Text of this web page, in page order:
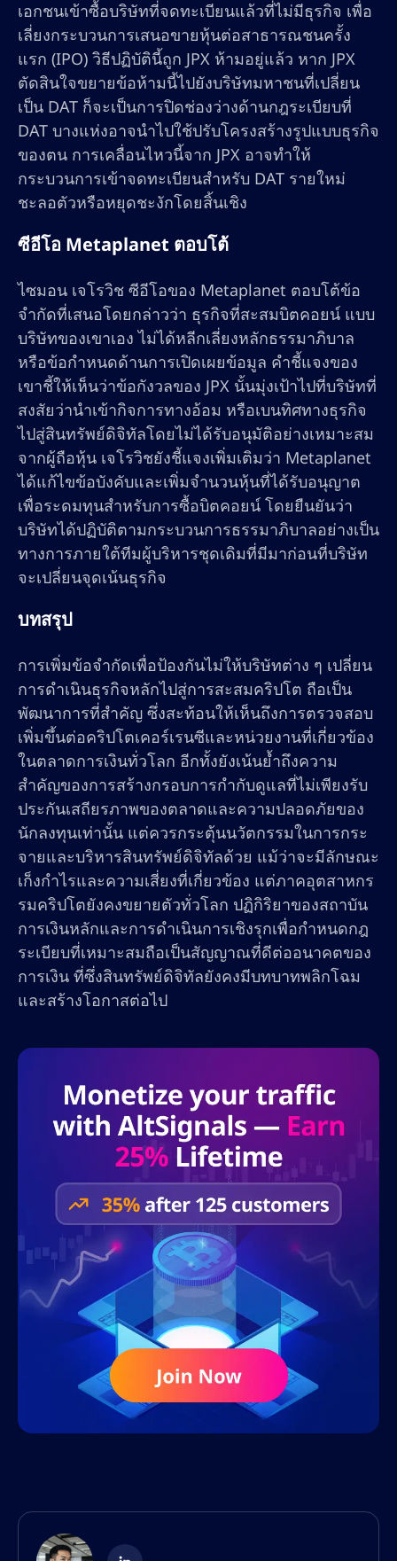
เอกชนเข้าซื้อบริษัทที่จดทะเบียนแล้วที่ไม่มีธุรกิจ เพื่อ
เลี่ยงกระบวนการเสนอขายหุ้นต่อสาธารณชนครั้ง
แรก (IPO) วิธีปฏิบัตินี้ถูก JPX ห้ามอยู่แล้ว หาก JPX
ตัดสินใจขยายข้อห้ามนี้ไปยังบริษัทมหาชนที่เปลี่ยน
เป็น DAT ก็จะเป็นการปิดช่องว่างด้านกฎระเบียบที่
DAT บางแห่งอาจนำไปใช้ปรับโครงสร้างรูปแบบธุรกิจ
ของตน การเคลื่อนไหวนี้จาก JPX อาจทำให้
กระบวนการเข้าจดทะเบียนสำหรับ DAT รายใหม่
ชะลอตัวหรือหยุดชะงักโดยสิ้นเชิง
ซีอีโอ Metaplanet ตอบโต้
ไซมอน เจโรวิช ซีอีโอของ Metaplanet ตอบโต้ข้อ
จำกัดที่เสนอโดยกล่าวว่า ธุรกิจที่สะสมบิตคอยน์ แบบ
บริษัทของเขาเอง ไม่ได้หลีกเลี่ยงหลักธรรมาภิบาล
หรือข้อกำหนดด้านการเปิดเผยข้อมูล คำชี้แจงของ
เขาชี้ให้เห็นว่าข้อกังวลของ JPX นั้นมุ่งเป้าไปที่บริษัทที่
สงสัยว่านำเข้ากิจการทางอ้อม หรือเบนทิศทางธุรกิจ
ไปสู่สินทรัพย์ดิจิทัลโดยไม่ได้รับอนุมัติอย่างเหมาะสม
จากผู้ถือหุ้น เจโรวิชยังชี้แจงเพิ่มเติมว่า Metaplanet
ได้แก้ไขข้อบังคับและเพิ่มจำนวนหุ้นที่ได้รับอนุญาต
เพื่อระดมทุนสำหรับการซื้อบิตคอยน์ โดยยืนยันว่า
บริษัทได้ปฏิบัติตามกระบวนการธรรมาภิบาลอย่างเป็น
ทางการภายใต้ทีมผู้บริหารชุดเดิมที่มีมาก่อนที่บริษัท
จะเปลี่ยนจุดเน้นธุรกิจ
บทสรุป
การเพิ่มข้อจำกัดเพื่อป้องกันไม่ให้บริษัทต่าง ๆ เปลี่ยน
การดำเนินธุรกิจหลักไปสู่การสะสมคริปโต ถือเป็น
พัฒนาการที่สำคัญ ซึ่งสะท้อนให้เห็นถึงการตรวจสอบ
เพิ่มขึ้นต่อคริปโตเคอร์เรนซีและหน่วยงานที่เกี่ยวข้อง
ในตลาดการเงินทั่วโลก อีกทั้งยังเน้นย้ำถึงความ
สำคัญของการสร้างกรอบการกำกับดูแลที่ไม่เพียงรับ
ประกันเสถียรภาพของตลาดและความปลอดภัยของ
นักลงทุนเท่านั้น แต่ควรกระตุ้นนวัตกรรมในการกระ
จายและบริหารสินทรัพย์ดิจิทัลด้วย แม้ว่าจะมีลักษณะ
เก็งกำไรและความเสี่ยงที่เกี่ยวข้อง แต่ภาคอุตสาหกร
รมคริปโตยังคงขยายตัวทั่วโลก ปฏิกิริยาของสถาบัน
การเงินหลักและการดำเนินการเชิงรุกเพื่อกำหนดกฎ
ระเบียบที่เหมาะสมถือเป็นสัญญาณที่ดีต่ออนาคตของ
การเงิน ที่ซึ่งสินทรัพย์ดิจิทัลยังคงมีบทบาทพลิกโฉม
และสร้างโอกาสต่อไป